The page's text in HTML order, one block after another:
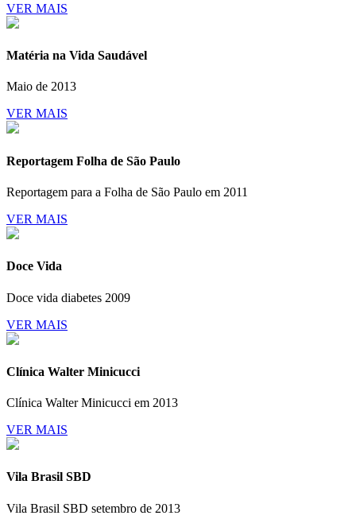
VER MAIS
Matéria na Vida Saudável
Maio de 2013
VER MAIS
Reportagem Folha de São Paulo
Reportagem para a Folha de São Paulo em 2011
VER MAIS
Doce Vida
Doce vida diabetes 2009
VER MAIS
Clínica Walter Minicucci
Clínica Walter Minicucci em 2013
VER MAIS
Vila Brasil SBD
Vila Brasil SBD setembro de 2013